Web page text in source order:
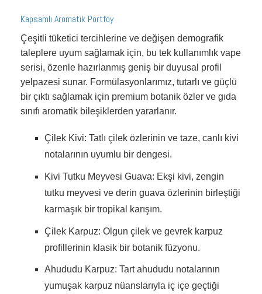
Kapsamlı Aromatik Portföy
Çeşitli tüketici tercihlerine ve değişen demografik
taleplere uyum sağlamak için, bu tek kullanımlık vape
serisi, özenle hazırlanmış geniş bir duyusal profil
yelpazesi sunar. Formülasyonlarımız, tutarlı ve güçlü
bir çıktı sağlamak için premium botanik özler ve gıda
sınıfı aromatik bileşiklerden yararlanır.
Çilek Kivi: Tatlı çilek özlerinin ve taze, canlı kivi
notalarının uyumlu bir dengesi.
Kivi Tutku Meyvesi Guava: Ekşi kivi, zengin
tutku meyvesi ve derin guava özlerinin birleştiği
karmaşık bir tropikal karışım.
Çilek Karpuz: Olgun çilek ve gevrek karpuz
profillerinin klasik bir botanik füzyonu.
Ahududu Karpuz: Tart ahududu notalarının
yumuşak karpuz nüanslarıyla iç içe geçtiği